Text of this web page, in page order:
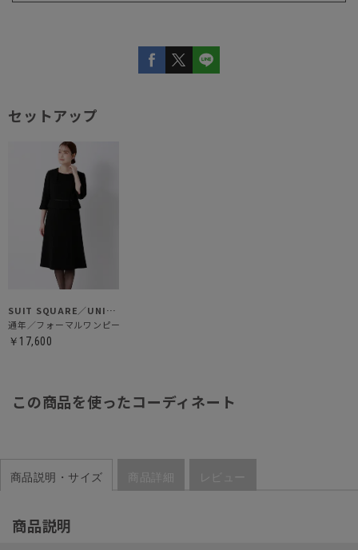
セットアップ
SUIT SQUARE／UNIVERSAL LANGUAGE／WHITE
通年／フォーマルワンピース
￥17,600
この商品を使ったコーディネート
商品説明・サイズ 商品詳細 レビュー
商品説明